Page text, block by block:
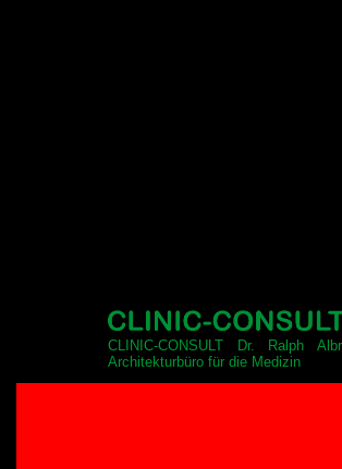
CLINIC-CONSULT Dr. Ralph
Architekturbüro für die Medizin